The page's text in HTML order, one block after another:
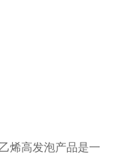
烯高发泡产品是一